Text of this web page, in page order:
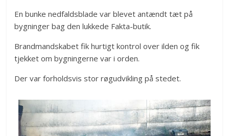
En bunke nedfaldsblade var blevet antændt tæt på
bygninger bag den lukkede Fakta-butik.
Brandmandskabet fik hurtigt kontrol over ilden og fik
tjekket om bygningerne var i orden.
Der var forholdsvis stor røgudvikling på stedet.